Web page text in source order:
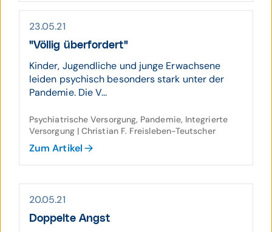
23.05.21
"Völlig über­fordert"
Kinder, Jugendliche und junge Erwachsene
leiden psychisch besonders stark unter der
Pandemie. Die V...
Psychiatrische Versorgung, Pandemie, Integrierte
Versorgung | Christian F. Freisleben-Teutscher
Zum Artikel
20.05.21
Doppelte Angst